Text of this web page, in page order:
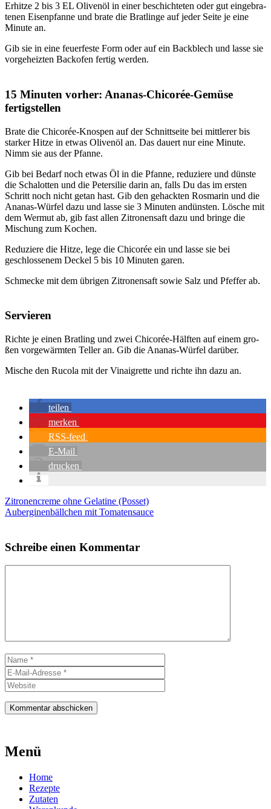
Erhit­ze 2 bis 3 EL Oli­ven­öl in einer beschich­te­ten oder gut ein­ge­bra­
te­nen Eisen­pfan­ne und bra­te die Brat­lin­ge auf jeder Sei­te je eine
Minu­te an.
Gib sie in eine feu­er­fes­te Form oder auf ein Back­blech und las­se sie
vor­ge­heiz­ten Back­ofen fer­tig wer­den.
15 Minuten vorher: Ananas-Chicorée-Gemüse
fertigstellen
Bra­te die Chi­co­rée-Knos­pen auf der Schnitt­sei­te bei mitt­le­rer bis
star­ker Hit­ze in etwas Oli­ven­öl an. Das dau­ert nur eine Minu­te.
Nimm sie aus der Pfan­ne.
Gib bei Bedarf noch etwas Öl in die Pfan­ne, redu­zie­re und düns­te
die Scha­lot­ten und die Peter­si­lie dar­in an, falls Du das im ers­ten
Schritt noch nicht getan hast. Gib den gehack­ten Ros­ma­rin und die
Ana­nas-Wür­fel dazu und las­se sie 3 Minu­ten andüns­ten. Lösche mit
dem Wer­mut ab, gib fast allen Zitro­nen­saft dazu und brin­ge die
Mischung zum Kochen.
Redu­zie­re die Hit­ze, lege die Chi­co­rée ein und las­se sie bei
geschlos­se­nem Deckel 5 bis 10 Minu­ten garen.
Schme­cke mit dem übri­gen Zitro­nen­saft sowie Salz und Pfef­fer ab.
Servieren
Rich­te je einen Brat­ling und zwei Chi­co­rée-Hälf­ten auf einem gro­
ßen vor­ge­wärm­ten Tel­ler an. Gib die Ana­nas-Wür­fel dar­über.
Mische den Ruco­la mit der Vin­ai­gret­te und rich­te ihn dazu an.
tei­len
mer­ken
RSS-feed
E‑Mail
dru­cken
Zitronencreme ohne Gelatine (Posset)
Auberginenbällchen mit Tomatensauce
Schreibe einen Kommentar
Name
Mail-
Adresse
Menü
Home
Rezepte
Zutaten